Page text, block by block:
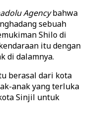
Agencybahwa
sebuah
Shilo di
itu dengan
di dalamnya.
berasal dari kota
anak yang terluka
Sinjil untuk